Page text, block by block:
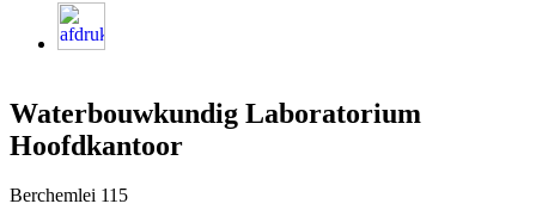
Waterbouwkundig Laboratorium
Hoofdkantoor
Berchemlei 115